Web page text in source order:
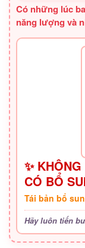
Có những lúc
năng lượng và
✨
CÓ BỔ
Tái bản bổ
Hãy luôn tiến